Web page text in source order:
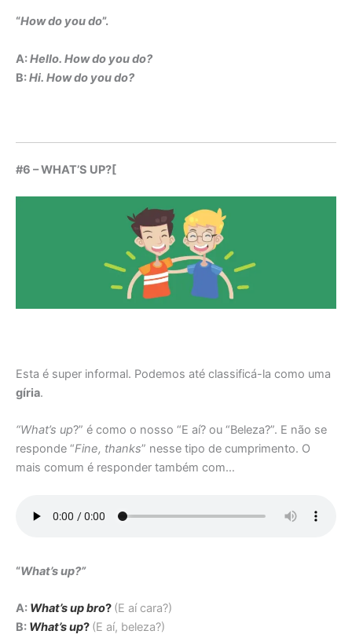
“How do you do”.
A:Hello. How do you do?
B:Hi. How do you do?
#6 – WHAT’S UP?[
Esta é super informal. Podemos até classificá-la como uma
gíria.
“What’s up?” é como o nosso “E aí? ou “Beleza?”. E não se
responde “Fine, thanks” nesse tipo de cumprimento. O
mais comum é responder também com…
“What’s up?”
A: What’s up bro? (E aí cara?)
B: What’s up? (E aí, beleza?)